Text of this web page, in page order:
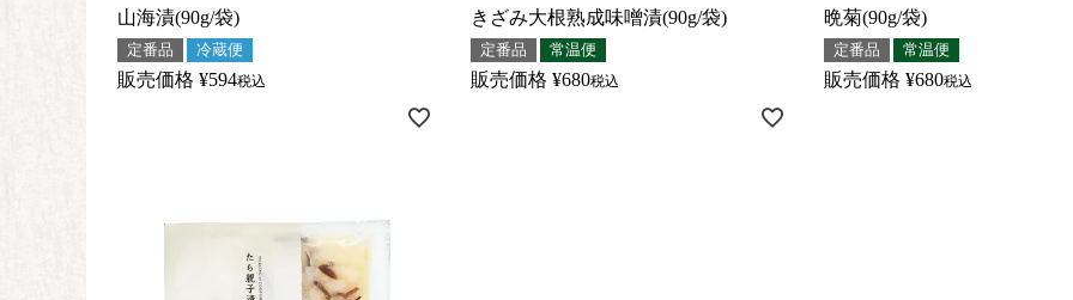
山海漬(90g/袋)
定番品 冷蔵便
販売価格 ¥594税込
きざみ大根熟成味噌漬(90g/袋)
定番品 常温便
販売価格 ¥680税込
晩菊(90g/袋)
定番品 常温便
販売価格 ¥680税込